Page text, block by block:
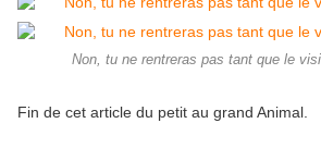
Non, tu ne rentreras pas tant que le
Fin de cet article du petit au grand Animal.